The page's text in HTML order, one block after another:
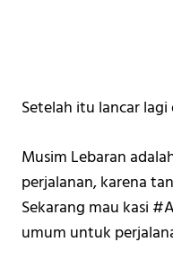
Setelah itu lancar lagi
Musim Lebaran
perjalanan, karena
Sekarang mau kasi
umum untuk